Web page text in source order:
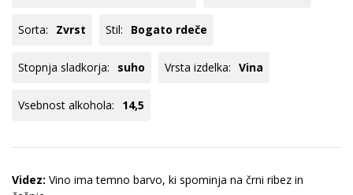
Sorta: Zvrst Stil: Bogato rdeče
Stopnja sladkorja: suho Vrsta izdelka: Vina
Vsebnost alkohola: 14,5
Videz: Vino ima temno barvo, ki spominja na črni ribez in